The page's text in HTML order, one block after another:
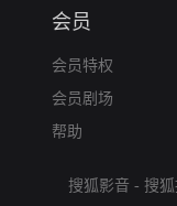
会员
会员特权
会员剧场
帮助
搜狐影音 - 搜